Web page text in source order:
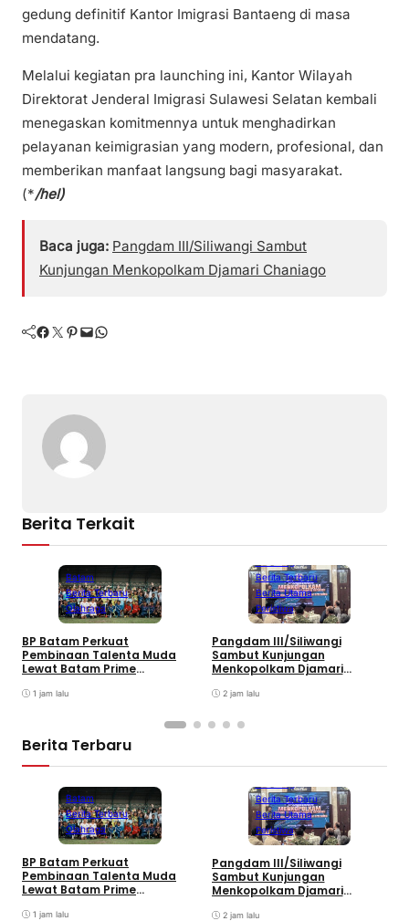
gedung definitif Kantor Imigrasi Bantaeng di masa
mendatang.
Melalui kegiatan pra launching ini, Kantor Wilayah
Direktorat Jenderal Imigrasi Sulawesi Selatan kembali
menegaskan komitmennya untuk menghadirkan
pelayanan keimigrasian yang modern, profesional, dan
memberikan manfaat langsung bagi masyarakat.
(*/hel)
Baca juga: Pangdam III/Siliwangi Sambut
Kunjungan Menkopolkam Djamari Chaniago
Facebook Twitter Pinterest Mail WhatsApp
Berita Terkait
Batam
Berita Terbaru
Olahraga
BP Batam Perkuat
Pembinaan Talenta Muda
Lewat Batam Prime
Football sebagai Festival
1 jam lalu
Berita Terbaru
Berita Utama
Peristiwa
Pangdam III/Siliwangi
Sambut Kunjungan
Menkopolkam Djamari
2 jam lalu
Berita Terbaru
Batam
Berita Terbaru
Olahraga
BP Batam Perkuat
Pembinaan Talenta Muda
Lewat Batam Prime
Football sebagai Festival
1 jam lalu
Berita Terbaru
Berita Utama
Peristiwa
Pangdam III/Siliwangi
Sambut Kunjungan
Menkopolkam Djamari
2 jam lalu